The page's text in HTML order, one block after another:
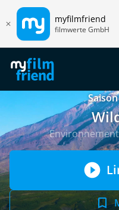
myfilmfriend
filmwerte GmbH